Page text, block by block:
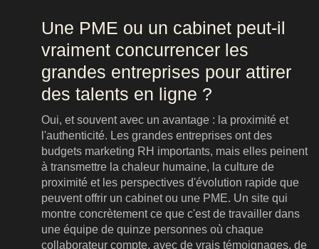
Une PME ou un cabinet peut-il
vraiment concurrencer les
grandes entreprises pour attirer
des talents en ligne ?
Oui, et souvent avec un avantage : la proximité et
l'authenticité. Les grandes entreprises ont des
budgets marketing RH importants, mais elles peinent
à transmettre la chaleur humaine, la culture de
proximité et les perspectives d'évolution rapide que
peuvent offrir un cabinet ou une PME. Un site qui
montre concrètement ce que c'est de travailler dans
une équipe de quinze personnes où chaque
collaborateur compte, avec de vrais témoignages, de